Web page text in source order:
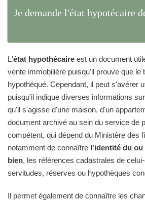
Je demande l'état hypotécaire
L'état hypothécaire est un document
vente immobilière puisqu'il prouve que le
hypothéqué. Cependant, il peut s'avérer
puisqu'il indique diverses informations
qu'il s'agisse d'une maison, d'un
document archivé au sein du service de
compétent, qui dépend du Ministère des
notamment de connaître l'identité du ou
bien, les références cadastrales de
servitudes, réserves ou hypothèques
Il permet également de connaître les